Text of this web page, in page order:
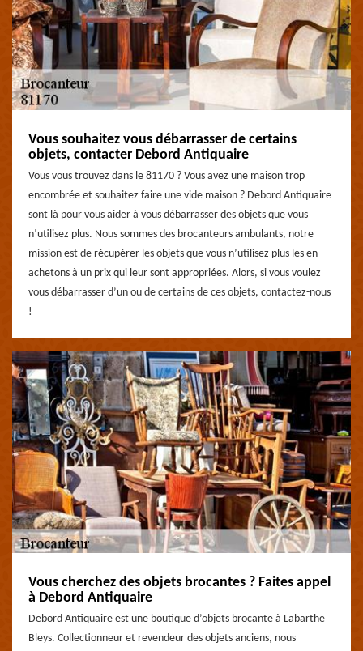
Vous souhaitez vous débarrasser de certains
objets, contacter Debord Antiquaire
Vous vous trouvez dans le 81170 ? Vous avez une maison trop
encombrée et souhaitez faire une vide maison ? Debord Antiquaire
sont là pour vous aider à vous débarrasser des objets que vous
n’utilisez plus. Nous sommes des brocanteurs ambulants, notre
mission est de récupérer les objets que vous n’utilisez plus les en
achetons à un prix qui leur sont appropriées. Alors, si vous voulez
vous débarrasser d’un ou de certains de ces objets, contactez-nous
!
Vous cherchez des objets brocantes ? Faites appel
à Debord Antiquaire
Debord Antiquaire est une boutique d’objets brocante à Labarthe
Bleys. Collectionneur et revendeur des objets anciens, nous